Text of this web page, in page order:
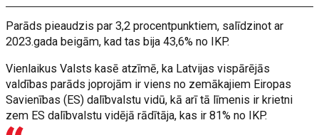
Parāds pieaudzis par 3,2 procentpunktiem, salīdzinot ar
2023.gada beigām, kad tas bija 43,6% no IKP.
Vienlaikus Valsts kasē atzīmē, ka Latvijas vispārējās
valdības parāds joprojām ir viens no zemākajiem Eiropas
Savienības (ES) dalībvalstu vidū, kā arī tā līmenis ir krietni
zem ES dalībvalstu vidējā rādītāja, kas ir 81% no IKP.